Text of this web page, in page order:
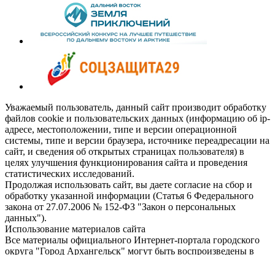
Уважаемый пользователь, данный сайт производит обработку
файлов cookie и пользовательских данных (информацию об ip-
адресе, местоположении, типе и версии операционной
системы, типе и версии браузера, источнике переадресации на
сайт, и сведения об открытых страницах пользователя) в
целях улучшения функционирования сайта и проведения
статистических исследований.
Продолжая использовать сайт, вы даете согласие на сбор и
обработку указанной информации (Статья 6 Федерального
закона от 27.07.2006 № 152-ФЗ "Закон о персональных
данных").
Использование материалов сайта
Все материалы официального Интернет-портала городского
округа "Город Архангельск" могут быть воспроизведены в